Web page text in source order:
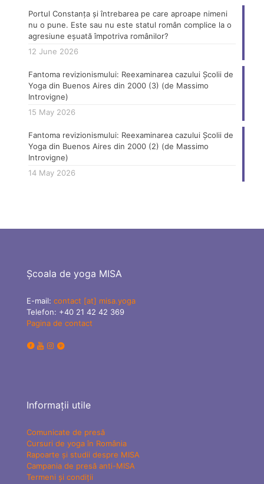
Portul Constanța și întrebarea pe care aproape nimeni
nu o pune. Este sau nu este statul român complice la o
agresiune eșuată împotriva românilor?
12 June 2026
Fantoma revizionismului: Reexaminarea cazului Școlii de
Yoga din Buenos Aires din 2000 (3) (de Massimo
Introvigne)
15 May 2026
Fantoma revizionismului: Reexaminarea cazului Școlii de
Yoga din Buenos Aires din 2000 (2) (de Massimo
Introvigne)
14 May 2026
Școala de yoga MISA
E-mail: contact [at] misa.yoga
Telefon: +40 21 42 42 369
Pagina de contact
Informații utile
Comunicate de presă
Cursuri de yoga în România
Rapoarte și studii despre MISA
Campania de presă anti-MISA
Termeni și condiții